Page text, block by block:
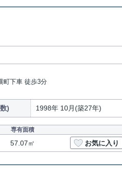
町下車 徒歩3分
) 1998年 10月(築27年)
専有面積
57.07㎡ お気に入り